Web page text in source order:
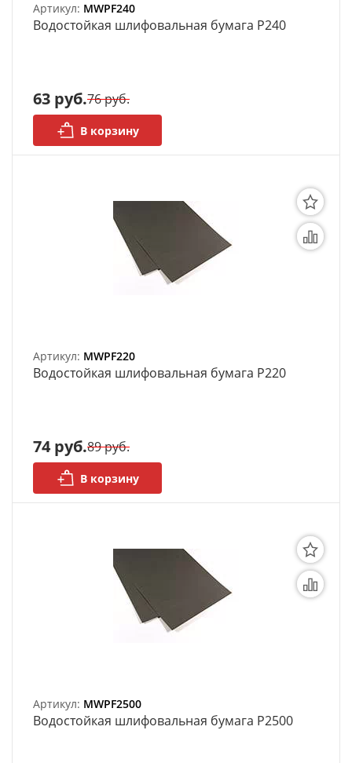
Артикул: MWPF240
Bодостойкая шлифовальная бумага P240
63 руб.76 руб.
В корзину
Артикул: MWPF220
Bодостойкая шлифовальная бумага P220
74 руб.89 руб.
В корзину
Артикул: MWPF2500
Bодостойкая шлифовальная бумага P2500